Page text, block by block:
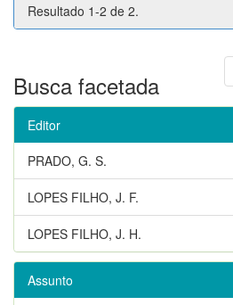
Resultado 1-2 de 2.
Busca facetada
Editor
PRADO, G. S.
LOPES FILHO, J. F.
LOPES FILHO, J. H.
Assunto